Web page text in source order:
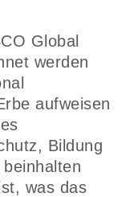
Global
werden
aufweisen
Bildung
was das